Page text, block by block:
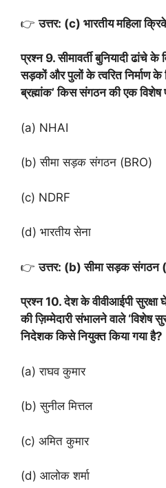
👉उत्तर: (c) भारतीय महिला
प्रश्न 9. सीमावर्ती बुनियादी ढांचे के
सड़कों और पुलों के त्वरित निर्माण के
ब्रह्मांक’ किस संगठन की एक विशेष
(a) NHAI
(b) सीमा सड़क संगठन (BRO)
(c) NDRF
(d) भारतीय सेना
👉उत्तर: (b) सीमा सड़क संगठन
प्रश्न 10. देश के वीवीआईपी सुरक्षा
की ज़िम्मेदारी संभालने वाले ‘विशेष
निदेशक किसे नियुक्त किया गया है?
(a) राघव कुमार
(b) सुनील मित्तल
(c) अमित कुमार
(d) आलोक शर्मा